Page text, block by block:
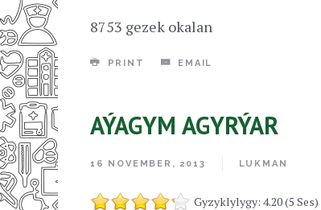
8753 gezek okalan
PRINT EMAIL
AÝAGYM AGYRÝAR
16 NOVEMBER, 2013 LUKMAN
Gyzyklylygy: 4.20 (5 Ses)